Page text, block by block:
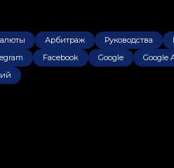
Арбитраж Руководства
Facebook Google Google